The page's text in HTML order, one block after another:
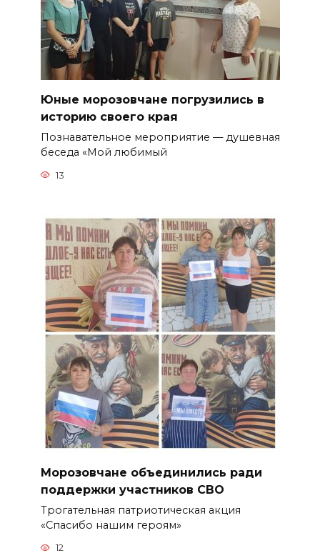
Юные морозовчане погрузились в
историю своего края
Познавательное мероприятие — душевная
беседа «Мой любимый
13
Морозовчане объединились ради
поддержки участников СВО
Трогательная патриотическая акция
«Спасибо нашим героям»
12